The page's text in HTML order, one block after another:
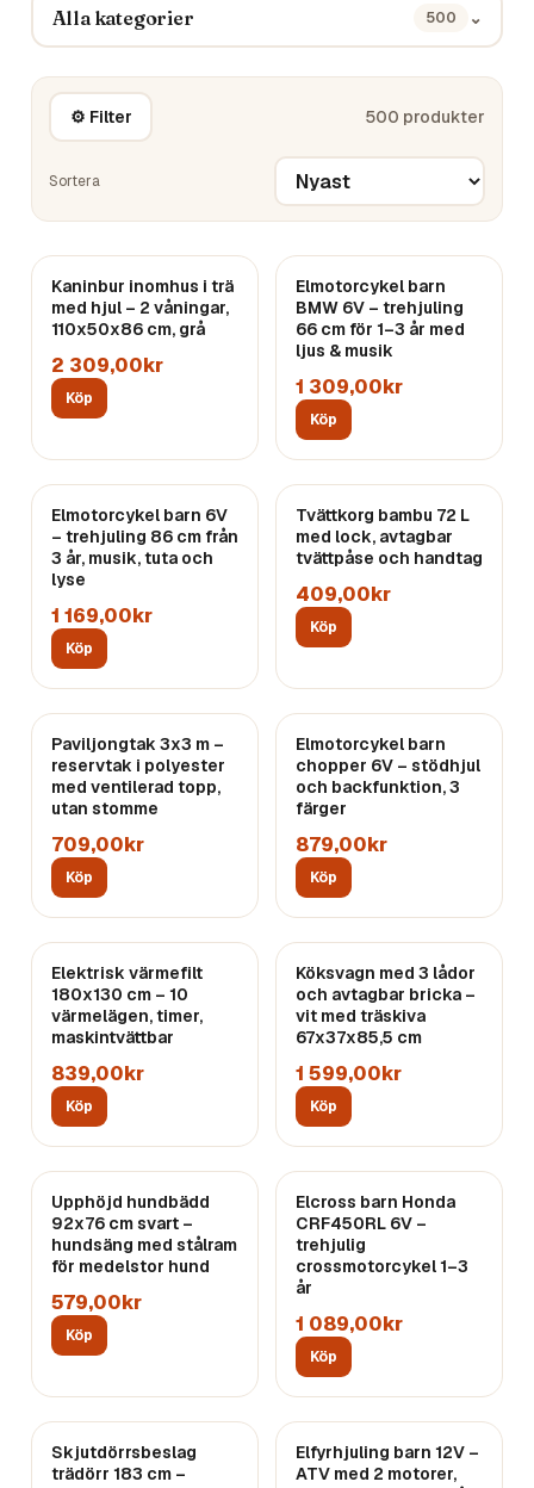
Alla kategorier 500 ⌄
⚙ Filter 500 produkter
Sortera
Kaninbur inomhus i trä
med hjul – 2 våningar,
110x50x86 cm, grå
2 309,00kr
Köp
Elmotorcykel barn
BMW 6V – trehjuling
66 cm för 1–3 år med
ljus & musik
1 309,00kr
Köp
Elmotorcykel barn 6V
– trehjuling 86 cm från
3 år, musik, tuta och
lyse
1 169,00kr
Köp
Tvättkorg bambu 72 L
med lock, avtagbar
tvättpåse och handtag
409,00kr
Köp
Paviljongtak 3x3 m –
reservtak i polyester
med ventilerad topp,
utan stomme
709,00kr
Köp
Elmotorcykel barn
chopper 6V – stödhjul
och backfunktion, 3
färger
879,00kr
Köp
Elektrisk värmefilt
180x130 cm – 10
värmelägen, timer,
maskintvättbar
839,00kr
Köp
Köksvagn med 3 lådor
och avtagbar bricka –
vit med träskiva
67x37x85,5 cm
1 599,00kr
Köp
Upphöjd hundbädd
92x76 cm svart –
hundsäng med stålram
för medelstor hund
579,00kr
Köp
Elcross barn Honda
CRF450RL 6V –
trehjulig
crossmotorcykel 1–3
år
1 089,00kr
Köp
Skjutdörrsbeslag
trädörr 183 cm –
Elfyrhjuling barn 12V –
ATV med 2 motorer,